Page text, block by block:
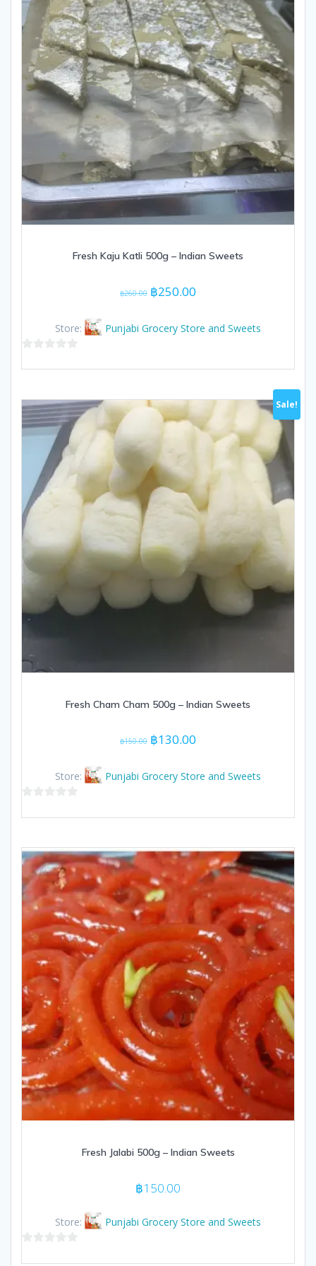
Fresh Kaju Katli 500g – Indian Sweets
฿260.00 Original
฿260.00.
฿250.00
฿250.00.
Store: Punjabi Grocery Store and Sweets
5
Sale!
Fresh Cham Cham 500g – Indian Sweets
฿150.00 Original
฿150.00.
฿130.00
฿130.00.
Store: Punjabi Grocery Store and Sweets
5
Fresh Jalabi 500g – Indian Sweets
฿150.00
Store: Punjabi Grocery Store and Sweets